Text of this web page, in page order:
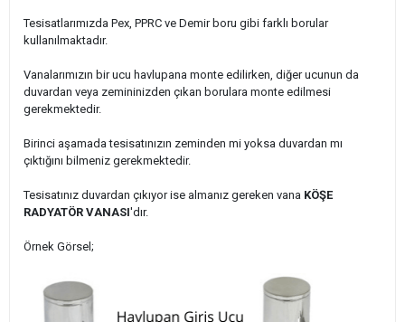
Tesisatlarımızda Pex, PPRC ve Demir boru gibi farklı borular
kullanılmaktadır.
Vanalarımızın bir ucu havlupana monte edilirken, diğer ucunun da
duvardan veya zemininizden çıkan borulara monte edilmesi
gerekmektedir.
Birinci aşamada tesisatınızın zeminden mi yoksa duvardan mı
çıktığını bilmeniz gerekmektedir.
Tesisatınız duvardan çıkıyor ise almanız gereken vana KÖŞE
RADYATÖR VANASI'dır.
Örnek Görsel;